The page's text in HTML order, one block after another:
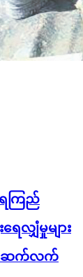
ေကြည်
လျှံမှုများ
ဆက်လက်